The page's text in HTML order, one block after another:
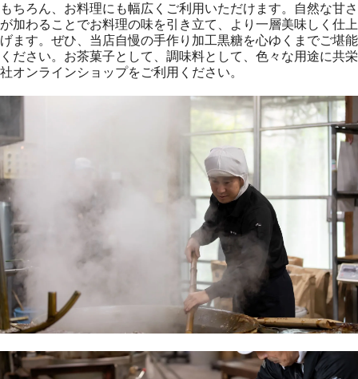
もちろん、お料理にも幅広くご利用いただけます。自然な甘さ
が加わることでお料理の味を引き立て、より一層美味しく仕上
げます。ぜひ、当店自慢の手作り加工黒糖を心ゆくまでご堪能
ください。お茶菓子として、調味料として、色々な用途に共栄
社オンラインショップをご利用ください。